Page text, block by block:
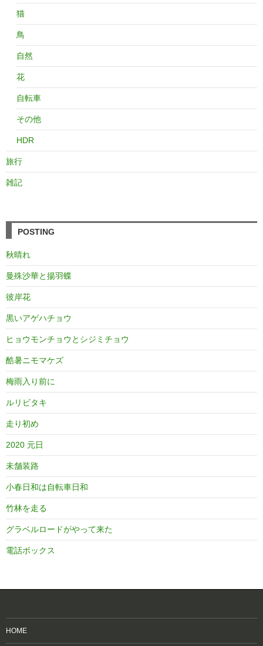
猫
鳥
自然
花
自転車
その他
HDR
旅行
雑記
POSTING
秋晴れ
曼殊沙華と揚羽蝶
彼岸花
黒いアゲハチョウ
ヒョウモンチョウとシジミチョウ
酷暑ニモマケズ
梅雨入り前に
ルリビタキ
走り初め
2020 元日
未舗装路
小春日和は自転車日和
竹林を走る
グラベルロードがやって来た
電話ボックス
HOME